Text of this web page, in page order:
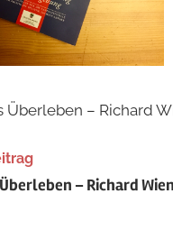
Überleben – Richard
– Richard